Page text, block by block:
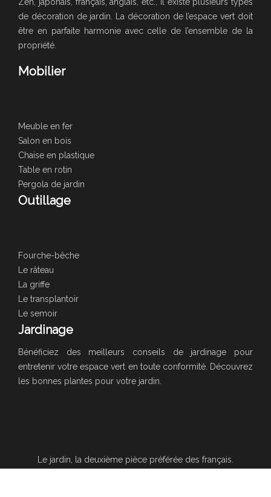
de décoration de jardin. La décoration de l’espace vert doit
être en parfaite harmonie avec celle de l’ensemble de la
propriété.
Mobilier
Meuble en fer
Salon en bois
Chaise en plastique
Table en rotin
Pergola de jardin
Outillage
Fourche-bêche
Le râteau
La griffe
Le transplantoir
Le semoir
Jardinage
Bénéficiez des meilleurs conseils de jardinage pour
entretenir votre espace vert en toute conformité. Découvrez
les bonnes plantes pour votre jardin.
Le jardin, la deuxième pièce préférée des français.